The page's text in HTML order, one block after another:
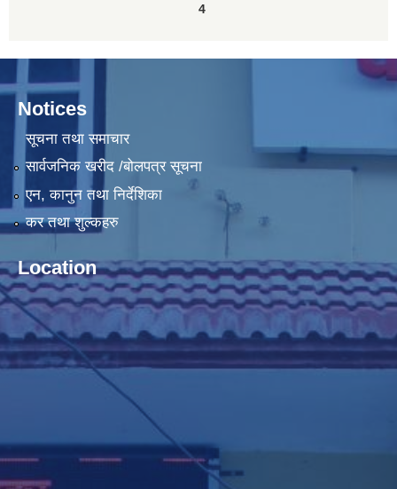
4
Notices
सूचना तथा समाचार
सार्वजनिक खरीद /बोलपत्र सूचना
एन, कानुन तथा निर्देशिका
कर तथा शुल्कहरु
Location